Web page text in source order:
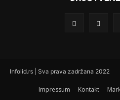
Infolid.rs | Sva prava zadržana 2022
Impressum Kontakt